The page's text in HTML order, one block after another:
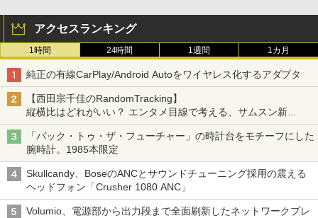
アクセスランキング
1時間 24時間 1週間 1カ月
純正の有線CarPlay/Android Autoをワイヤレス化するアダプタ
【西田宗千佳のRandomTracking】
縦横比はどれがいい？ エンタメ目線で考える、サムスン新
「Galaxy Z Fold」
「バック・トゥ・ザ・フューチャー」の時計台をモチーフにした
腕時計。1985本限定
Skullcandy、BoseのANCとサウンドチューニング採用の震える
ヘッドフォン「Crusher 1080 ANC」
Volumio、電源部から出力段まで全面刷新したネットワークプレ